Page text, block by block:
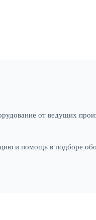
от ведущих
и помощь в подборе